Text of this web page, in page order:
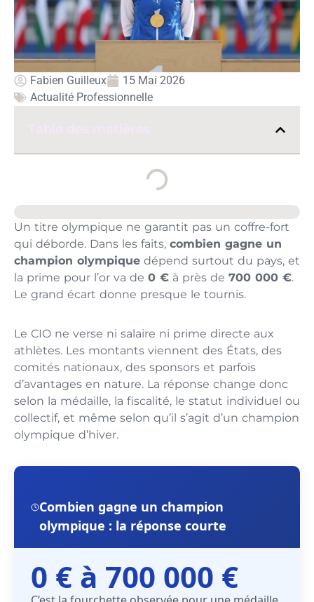
Fabien Guilleux
15 Mai 2026
Actualité Professionnelle
Un titre olympique ne garantit pas un coffre-fort
qui déborde. Dans les faits, combien gagne un
champion olympique dépend surtout du pays, et
la prime pour l’or va de 0 € à près de 700 000 €.
Le grand écart donne presque le tournis.
Le CIO ne verse ni salaire ni prime directe aux
athlètes. Les montants viennent des États, des
comités nationaux, des sponsors et parfois
d’avantages en nature. La réponse change donc
selon la médaille, la fiscalité, le statut individuel ou
collectif, et même selon qu’il s’agit d’un champion
olympique d’hiver.
Combien gagne un champion
olympique : la réponse courte
0 € à 700 000 €